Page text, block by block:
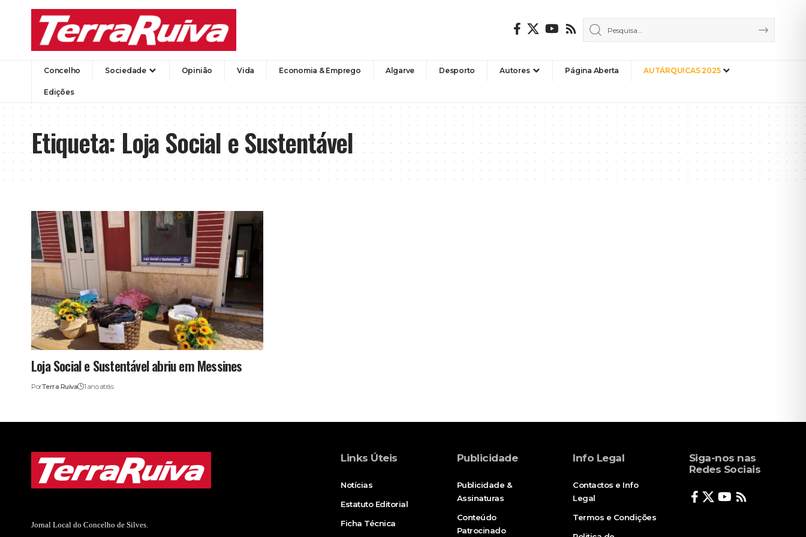
Concelho Sociedade Opinião Vida Economia & Emprego Algarve Desporto Autores Página Aberta AUTÁRQUICAS 2025
Edições
Etiqueta:Loja Social e Sustentável
Loja Social e Sustentável abriu em Messines
PorTerra Ruiva 1 ano atrás
Jornal Local do Concelho de Silves.
Links Úteis
Notícias
Estatuto Editorial
Ficha Técnica
Publicidade
Publicidade &
Assinaturas
Conteúdo
Patrocinado
Info Legal
Contactos e Info
Legal
Termos e Condições
Siga-nos nas
Redes Sociais